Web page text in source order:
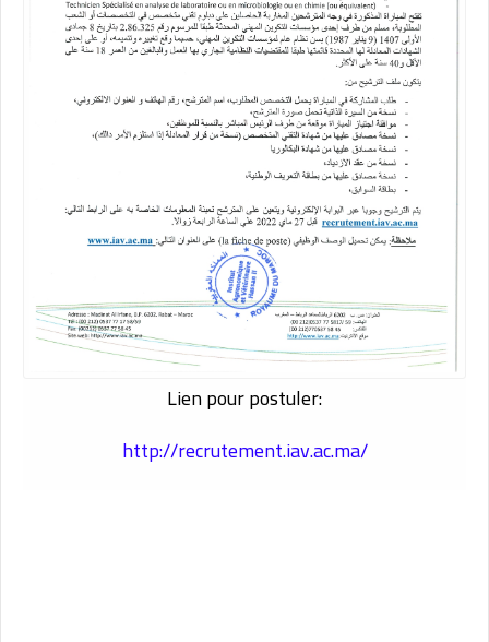
Lien pour postuler:
http://recrutement.iav.ac.ma/